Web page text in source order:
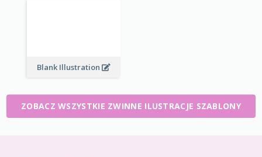
Blank Illustration
ZOBACZ WSZYSTKIE ZWINNE ILUSTRACJE SZABLONY